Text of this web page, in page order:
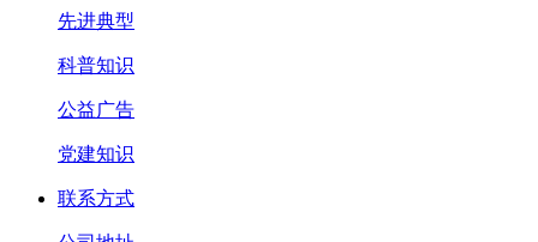
先进典型
科普知识
公益广告
党建知识
联系方式